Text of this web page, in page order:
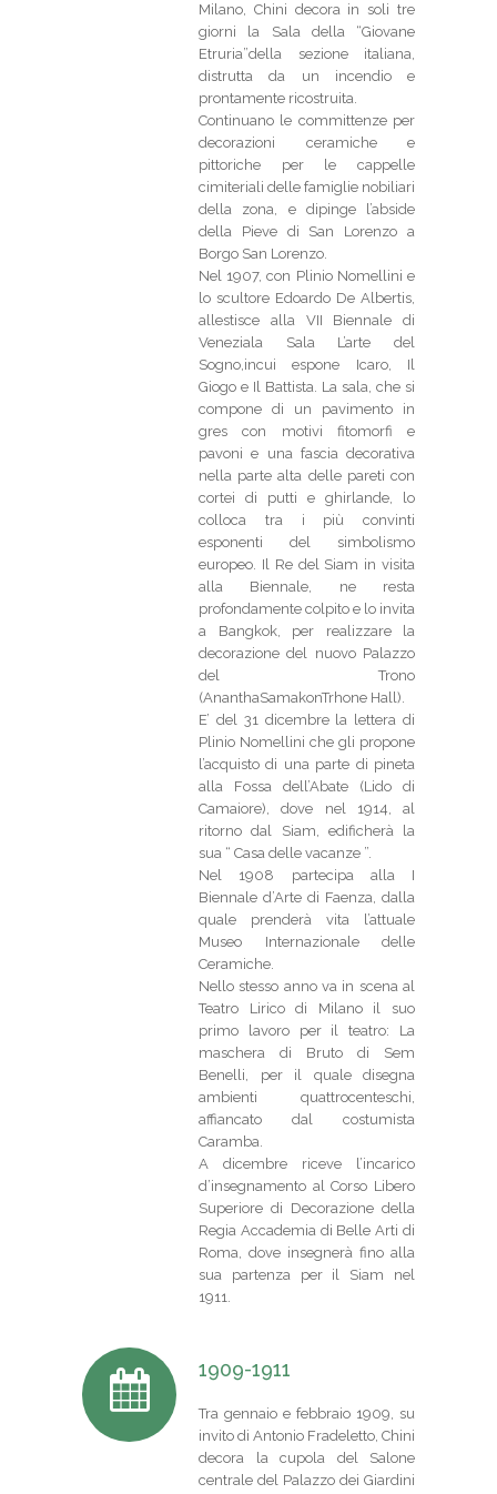
Milano, Chini decora in soli tre
giorni la Sala della “Giovane
Etruria”della sezione italiana,
distrutta da un incendio e
prontamente ricostruita.
Continuano le committenze per
decorazioni ceramiche e
pittoriche per le cappelle
cimiteriali delle famiglie nobiliari
della zona, e dipinge l’abside
della Pieve di San Lorenzo a
Borgo San Lorenzo.
Nel 1907, con Plinio Nomellini e
lo scultore Edoardo De Albertis,
allestisce alla VII Biennale di
Veneziala Sala L’arte del
Sogno,incui espone Icaro, Il
Giogo e Il Battista. La sala, che si
compone di un pavimento in
gres con motivi fitomorfi e
pavoni e una fascia decorativa
nella parte alta delle pareti con
cortei di putti e ghirlande, lo
colloca tra i più convinti
esponenti del simbolismo
europeo. Il Re del Siam in visita
alla Biennale, ne resta
profondamente colpito e lo invita
a Bangkok, per realizzare la
decorazione del nuovo Palazzo
del Trono
(AnanthaSamakonTrhone Hall).
E’ del 31 dicembre la lettera di
Plinio Nomellini che gli propone
l’acquisto di una parte di pineta
alla Fossa dell’Abate (Lido di
Camaiore), dove nel 1914, al
ritorno dal Siam, edificherà la
sua “ Casa delle vacanze ”.
Nel 1908 partecipa alla I
Biennale d’Arte di Faenza, dalla
quale prenderà vita l’attuale
Museo Internazionale delle
Ceramiche.
Nello stesso anno va in scena al
Teatro Lirico di Milano il suo
primo lavoro per il teatro: La
maschera di Bruto di Sem
Benelli, per il quale disegna
ambienti quattrocenteschi,
affiancato dal costumista
Caramba.
A dicembre riceve l’incarico
d’insegnamento al Corso Libero
Superiore di Decorazione della
Regia Accademia di Belle Arti di
Roma, dove insegnerà fino alla
sua partenza per il Siam nel
1911.
1909-1911
Tra gennaio e febbraio 1909, su
invito di Antonio Fradeletto, Chini
decora la cupola del Salone
centrale del Palazzo dei Giardini